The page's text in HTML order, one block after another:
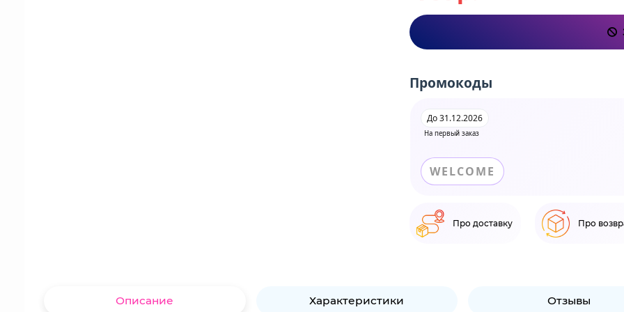
Промокоды
На первый заказ
До 31.12.2026
WELCOME
Про доставку Про
Описание Характеристики Отзывы